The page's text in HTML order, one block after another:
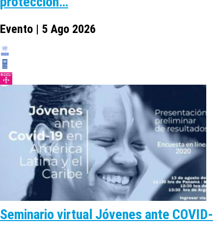
Evento | 5 Ago 2026
Seminario virtual Jóvenes ante COVID-